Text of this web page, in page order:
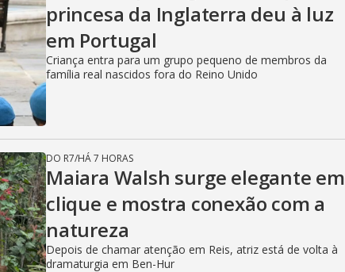
princesa da Inglaterra deu à luz
em Portugal
Criança entra para um grupo pequeno de membros da
família real nascidos fora do Reino Unido
DO R7/HÁ 7 HORAS
Maiara Walsh surge elegante em
clique e mostra conexão com a
natureza
Depois de chamar atenção em Reis, atriz está de volta à
dramaturgia em Ben-Hur